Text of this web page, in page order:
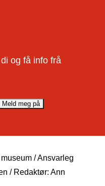
og få info frå
/ Ansvarleg
/ Redaktør: Ann